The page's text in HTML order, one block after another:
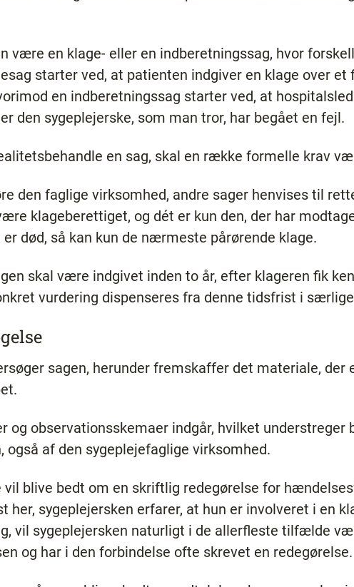
være en klage- eller en indberetningssag, hvor
starter ved, at patienten indgiver en klage over et
en indberetningssag starter ved, at
den sygeplejerske, som man tror, har begået en fejl.
en sag, skal en række formelle krav
den faglige virksomhed, andre sager henvises til
klageberettiget, og dét er kun den, der har
død, så kan kun de nærmeste pårørende klage.
skal være indgivet inden to år, efter klageren fik
vurdering dispenseres fra denne tidsfrist i
sagen, herunder fremskaffer det materiale, der
og observationsskemaer indgår, hvilket understreger
også af den sygeplejefaglige virksomhed.
vil blive bedt om en skriftlig redegørelse for
sygeplejersken erfarer, at hun er involveret i en
vil sygeplejersken naturligt i de allerfleste tilfælde
og har i den forbindelse ofte skrevet en redegørelse.